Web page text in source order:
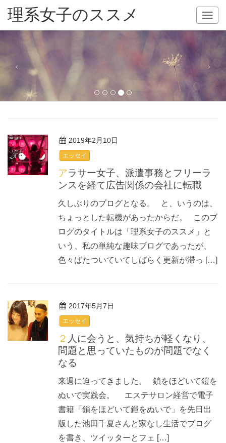
T
a
i
o
理系女子のススメ
2019年2月10日
エッセイ
アラサー女子、派遣事務とフリーラ
ンスを経て広告関係の会社に転職
久しぶりのブログとなる。 と、いうのは、
ちょっとした転機があったからだ。 このブ
ログのタイトルは「理系女子のススメ」と
いう、私の単純な趣味ブログであったが、
色々ばたついていてしばらく更新が滞っ […]
2017年5月7日
エッセイ
２人に会うと、気持ちが軽くなり、
問題と思っていたものが問題でなく
なる
来週に迫ってきました。 鎖をほどいて鎧を
ぬいで実践会。 エステサロン経営で電子
書籍「鎖をほどいて鎧をぬいで」を先日出
版した池田千夏さんと家なし生活でブログ
を書き、ツイッターとフェ […]